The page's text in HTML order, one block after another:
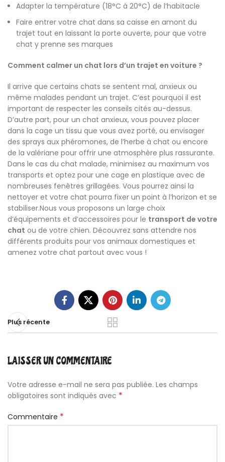
Adapter la température (18°C à 20°C) de l’habitacle
Faire entrer votre chat dans sa caisse en amont du
trajet tout en laissant la porte ouverte, pour que votre
chat y prenne ses marques
Comment calmer un chat lors d’un trajet en voiture ?
Il arrive que certains chats se sentent mal, anxieux ou
même malades pendant un trajet. C’est pourquoi il est
important de respecter les conseils cités au-dessus.
D’autre part, pour un chat anxieux, vous pouvez placer
dans la cage un tissu que vous avez porté, ou envisager
des sprays aux phéromones, de l’herbe à chat ou encore
de la valériane pour offrir une atmosphère plus rassurante.
Dans le cas du chat malade, minimisez au maximum vos
transports et optez pour une cage en plastique avec de
nombreuses fenêtres grillagées. Vous pourrez ainsi la
nettoyer et votre chat pourra fixer un point à l’horizon et se
stabiliser.Nous vous proposons un large choix
d’équipements et d’accessoires pour le transport de votre
chat ou de votre chien. Découvrez sans attendre nos
différents produits pour vos animaux domestiques et
amenez votre chat partout avec vous !
Plus récente
LAISSER UN COMMENTAIRE
Votre adresse e-mail ne sera pas publiée. Les champs
obligatoires sont indiqués avec *
Commentaire *